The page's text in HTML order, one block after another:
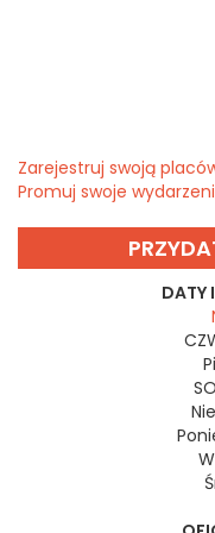
Zarejestruj swoją
Promuj swoje
DATY